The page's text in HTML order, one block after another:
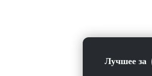
Лучшее за